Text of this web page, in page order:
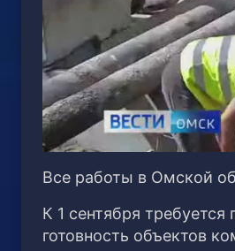
Все работы в Омской
К 1 сентября
готовность объектов